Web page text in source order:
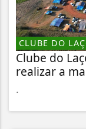
CLUBE DO
Clube do
realizar a
.